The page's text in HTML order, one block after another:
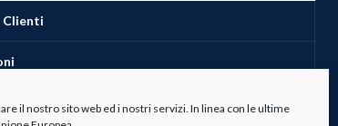
il nostro sito web ed i nostri servizi. In linea con le ultime
Clienti